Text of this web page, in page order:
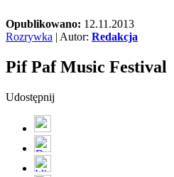
Opublikowano: 12.11.2013
Rozrywka | Autor: Redakcja
Pif Paf Music Festival
Udostępnij